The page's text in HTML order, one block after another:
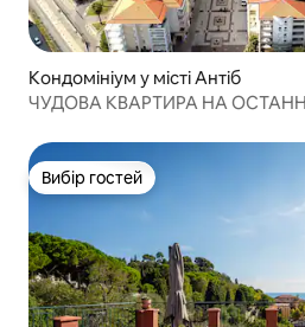
Кондомініум у місті Антіб
ЧУДОВА КВАРТИРА НА
Вибір гостей
Вибір гостей